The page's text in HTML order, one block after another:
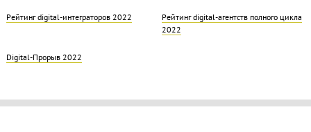
Рейтинг digital-интеграторов 2022
Рейтинг digital-агентств полного цикла
2022
Digital-Прорыв 2022